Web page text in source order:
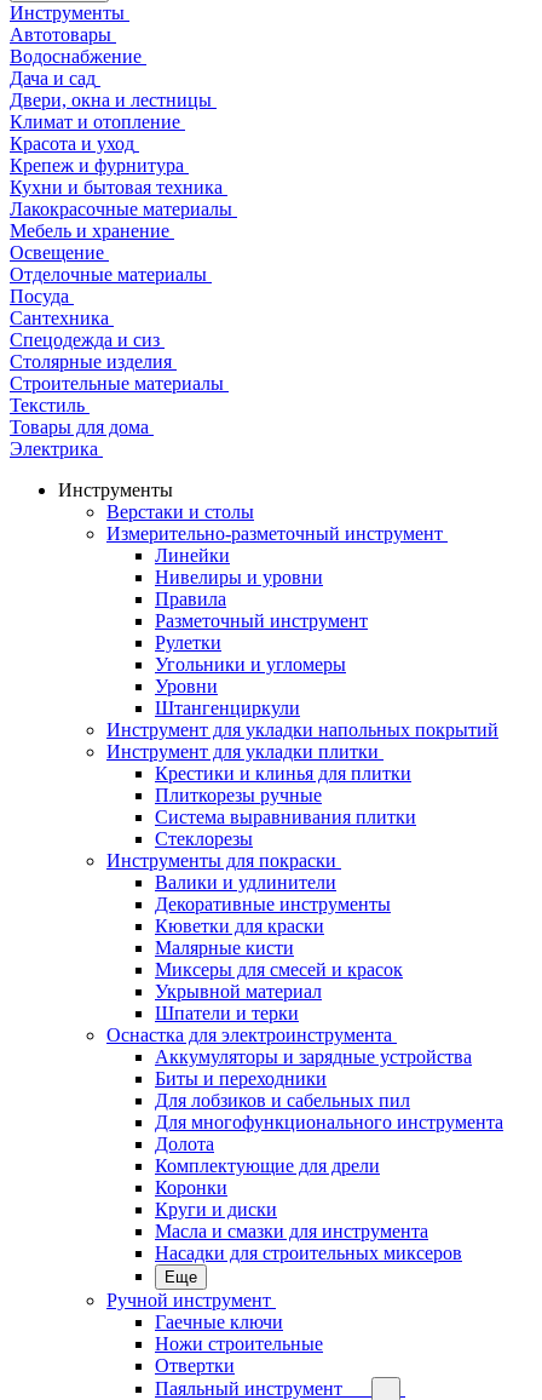
Инструменты
Автотовары
Водоснабжение
Дача и сад
Двери, окна и лестницы
Климат и отопление
Красота и уход
Крепеж и фурнитура
Кухни и бытовая техника
Лакокрасочные материалы
Мебель и хранение
Освещение
Отделочные материалы
Посуда
Сантехника
Спецодежда и сиз
Столярные изделия
Строительные материалы
Текстиль
Товары для дома
Электрика
Инструменты
Верстаки и столы
Измерительно-разметочный инструмент
Линейки
Нивелиры и уровни
Правила
Разметочный инструмент
Рулетки
Угольники и угломеры
Уровни
Штангенциркули
Инструмент для укладки напольных покрытий
Инструмент для укладки плитки
Крестики и клинья для плитки
Плиткорезы ручные
Система выравнивания плитки
Стеклорезы
Инструменты для покраски
Валики и удлинители
Декоративные инструменты
Кюветки для краски
Малярные кисти
Миксеры для смесей и красок
Укрывной материал
Шпатели и терки
Оснастка для электроинструмента
Аккумуляторы и зарядные устройства
Биты и переходники
Для лобзиков и сабельных пил
Для многофункционального инструмента
Долота
Комплектующие для дрели
Коронки
Круги и диски
Масла и смазки для инструмента
Насадки для строительных миксеров
Еще
Ручной инструмент
Гаечные ключи
Ножи строительные
Отвертки
Паяльный инструмент